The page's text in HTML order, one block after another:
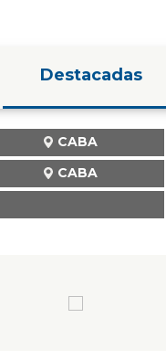
Destacadas
CABA
CABA